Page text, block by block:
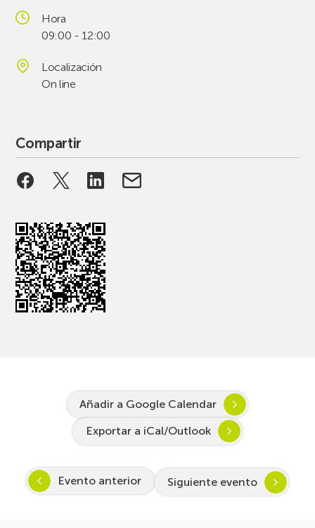
Hora
09:00 - 12:00
Localización
On line
Compartir
Añadir a Google Calendar
Exportar a iCal/Outlook
Evento anterior Siguiente evento